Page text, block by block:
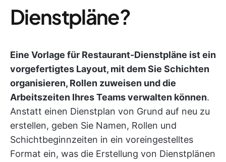
Dienstpläne?
Eine Vorlage für Restaurant-Dienstpläne ist ein
vorgefertigtes Layout, mit dem Sie Schichten
organisieren, Rollen zuweisen und die
Arbeitszeiten Ihres Teams verwalten können.
Anstatt einen Dienstplan von Grund auf neu zu
erstellen, geben Sie Namen, Rollen und
Schichtbeginnzeiten in ein voreingestelltes
Format ein, was die Erstellung von Dienstplänen